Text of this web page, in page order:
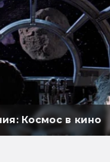
Космос в кино